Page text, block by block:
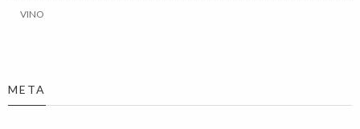
VINO
META